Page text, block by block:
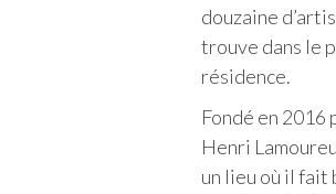
douzaine
trouve dans le
résidence.
Fondé en
Henri
un lieu où il fait